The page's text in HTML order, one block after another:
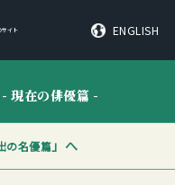
サイト ENGLISH
- 現在の俳優篇 -
の名優篇」へ